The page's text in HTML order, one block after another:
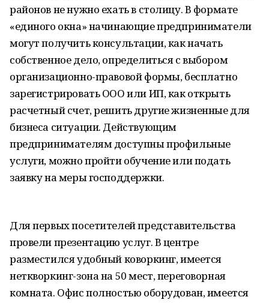
районов не нужно ехать в столицу. В формате
«единого окна» начинающие предприниматели
могут получить консультации, как начать
собственное дело, определиться с выбором
организационно-правовой формы, бесплатно
зарегистрировать ООО или ИП, как открыть
расчетный счет, решить другие жизненные для
бизнеса ситуации. Действующим
предпринимателям доступны профильные
услуги, можно пройти обучение или подать
заявку на меры господдержки.
Для первых посетителей представительства
провели презентацию услуг. В центре
разместился удобный коворкинг, имеется
неткворкинг-зона на 50 мест, переговорная
комната. Офис полностью оборудован, имеется